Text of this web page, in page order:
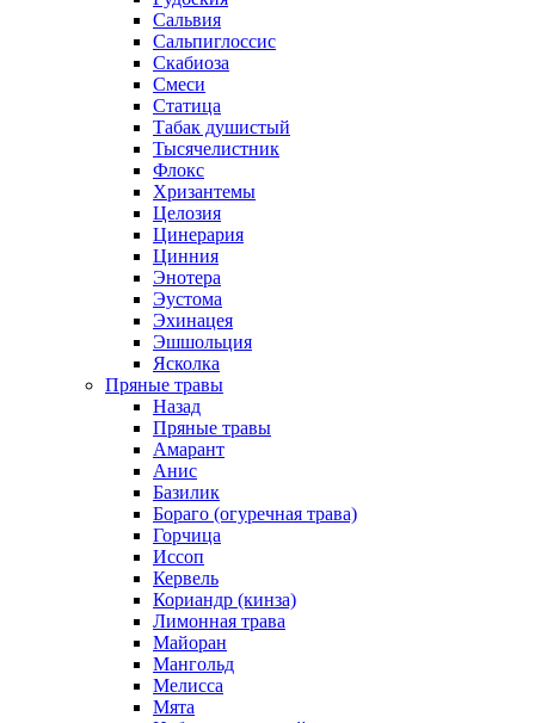
Сальвия
Сальпиглоссис
Скабиоза
Смеси
Статица
Табак душистый
Тысячелистник
Флокс
Хризантемы
Целозия
Цинерария
Цинния
Энотера
Эустома
Эхинацея
Эшшольция
Ясколка
Пряные травы
Назад
Пряные травы
Амарант
Анис
Базилик
Бораго (огуречная трава)
Горчица
Иссоп
Кервель
Кориандр (кинза)
Лимонная трава
Майоран
Мангольд
Мелисса
Мята